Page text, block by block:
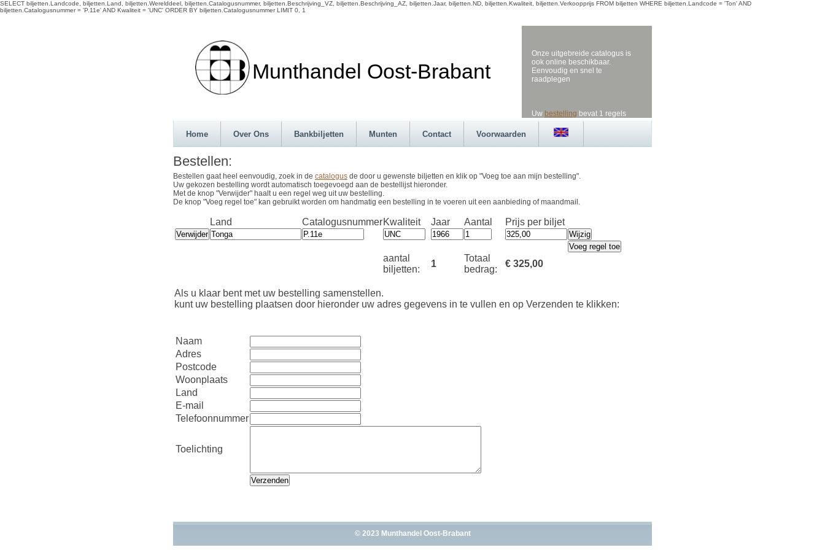
SELECT biljetten.Landcode, biljetten.Land, biljetten.Werelddeel, biljetten.Catalogusnummer, biljetten.Beschrijving_VZ, biljetten.Beschrijving_AZ, biljetten.Jaar, biljetten.ND, biljetten.Kwaliteit, biljetten.Verkoopprijs FROM biljetten WHERE biljetten.Landcode = 'Ton' AND
biljetten.Catalogusnummer = 'P.11e' AND Kwaliteit = 'UNC' ORDER BY biljetten.Catalogusnummer LIMIT 0, 1
Munthandel Oost-Brabant
Onze uitgebreide catalogus is
ook online beschikbaar.
Eenvoudig en snel te
raadplegen
Uw bestelling bevat 1 regels
Home Over Ons Bankbiljetten Munten Contact Voorwaarden
Bestellen:
Bestellen gaat heel eenvoudig, zoek in de catalogus de door u gewenste biljetten en klik op "Voeg toe aan mijn bestelling".
Uw gekozen bestelling wordt automatisch toegevoegd aan de bestellijst hieronder.
Met de knop "Verwijder" haalt u een regel weg uit uw bestelling.
De knop "Voeg regel toe" kan gebruikt worden om handmatig een bestelling in te voeren uit een aanbieding of maandmail.
Land CatalogusnummerKwaliteit Jaar Aantal Prijs per biljet
aantal
biljetten:
1
Totaal
bedrag:
€ 325,00
Als u klaar bent met uw bestelling samenstellen.
kunt uw bestelling plaatsen door hieronder uw adres gegevens in te vullen en op Verzenden te klikken:
Naam
Adres
Postcode
Woonplaats
Land
E-mail
Telefoonnummer
Toelichting
© 2023 Munthandel Oost-Brabant